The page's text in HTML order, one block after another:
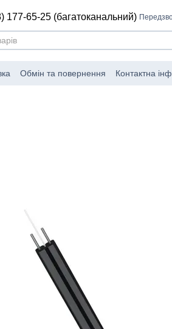
177-65-25 (багатоканальний)
Обмін та повернення Контактна